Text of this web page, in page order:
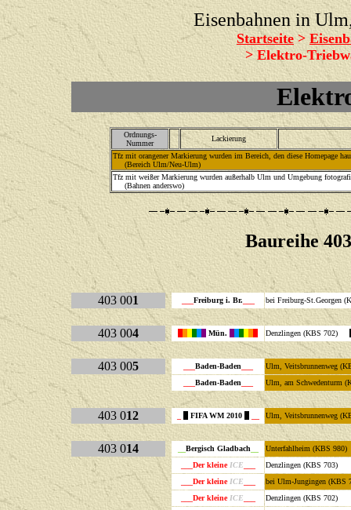
Eisenbahnen in
Startseite >
> Elektro-
Ordnungs-
Nummer
Lackierung
Tfz mit orangener Markierung wurden im Bereich, den diese Homepage
(Bereich Ulm/Neu-Ulm)
Tfz mit weißer Markierung wurden außerhalb Ulm und Umgebung
(Bahnen anderswo)
Baureihe
403 001 Freiburg i. Br. bei Freiburg-St.Georgen
403 004 Mün. Denzlingen (KBS 702)
403 005 Baden-Baden
Ulm, Veitsbrunnenweg
Baden-Baden Ulm, am Schwedenturm
403 012 FIFA WM 2010 Ulm, Veitsbrunnenweg
403 014 Bergisch Gladbach
Unterfahlheim
___Der kleine ICE
Denzlingen (KBS
___Der kleine ICE
bei Ulm-Jungingen
___Der kleine ICE
Denzlingen (KBS